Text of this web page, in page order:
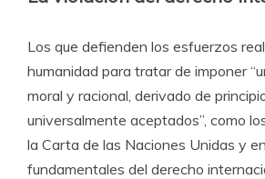
Los que defienden los esfuerzos
humanidad para tratar de imponer
moral y racional, derivado de
universalmente aceptados”, como
la Carta de las Naciones Unidas y
fundamentales del derecho